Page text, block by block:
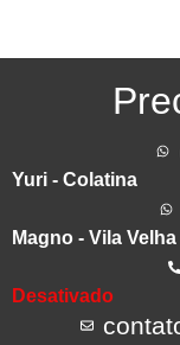
Yuri - Colatina
Magno - Vila Velha
Desativado